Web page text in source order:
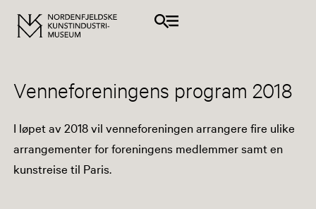
Venneforeningens program 2018
I løpet av 2018 vil venneforeningen arrangere fire ulike
arrangementer for foreningens medlemmer samt en
kunstreise til Paris.